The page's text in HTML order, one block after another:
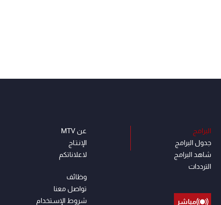
البرامج
جدول البرامج
شاهد البرامج
الترددات
مباشر
عن MTV
الإنـتـاج
لاعلاناتكم
وظائف
تواصل معنا
شروط الإسـتخدام